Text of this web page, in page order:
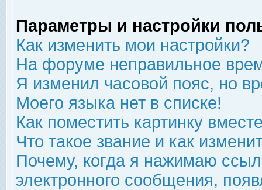
Параметры и настройки
Как изменить мои настройки?
На форуме неправильное
Я изменил часовой пояс, но
Моего языка нет в списке!
Как поместить картинку
Что такое звание и как
Почему, когда я нажимаю
электронного сообщения,